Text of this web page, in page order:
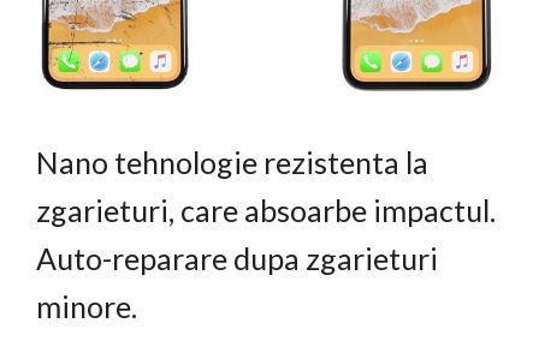
Nano tehnologie rezistenta la
zgarieturi, care absoarbe impactul.
Auto-reparare dupa zgarieturi
minore.